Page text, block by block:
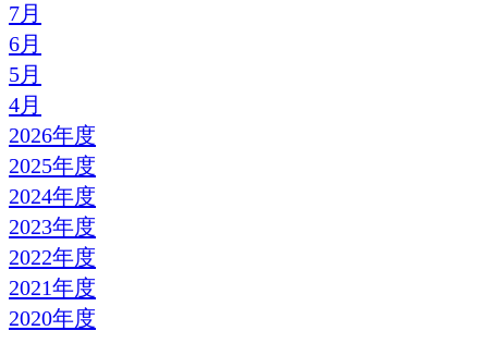
7月
6月
5月
4月
2026年度
2025年度
2024年度
2023年度
2022年度
2021年度
2020年度